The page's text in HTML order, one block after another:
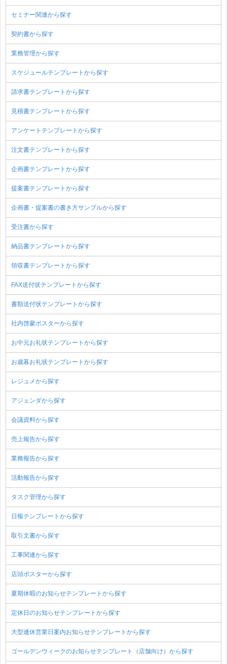
セミナー関連から探す
契約書から探す
業務管理から探す
スケジュールテンプレートから探す
請求書テンプレートから探す
見積書テンプレートから探す
アンケートテンプレートから探す
注文書テンプレートから探す
企画書テンプレートから探す
提案書テンプレートから探す
企画書・提案書の書き方サンプルから探す
受注書から探す
納品書テンプレートから探す
領収書テンプレートから探す
FAX送付状テンプレートから探す
書類送付状テンプレートから探す
社内啓蒙ポスターから探す
お中元お礼状テンプレートから探す
お歳暮お礼状テンプレートから探す
レジュメから探す
アジェンダから探す
会議資料から探す
売上報告から探す
業務報告から探す
活動報告から探す
タスク管理から探す
日報テンプレートから探す
取引文書から探す
工事関連から探す
店頭ポスターから探す
夏期休暇のお知らせテンプレートから探す
定休日のお知らせテンプレートから探す
大型連休営業日案内お知らせテンプレートから探す
ゴールデンウィークのお知らせテンプレート（店舗向け）から探す